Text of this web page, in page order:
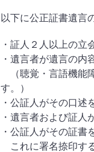
以下に公正証書遺言
・証人２人以上の立
・遺言者が遺言の内
（聴覚・言語機能
す。）
・公証人がその口
・遺言者および証
・公証人がその証
これに署名捺印す